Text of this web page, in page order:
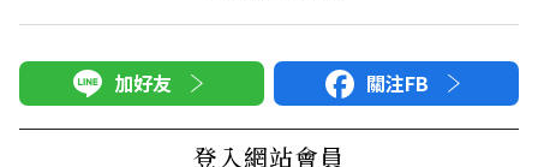
加好友 關注FB
登入網站會員